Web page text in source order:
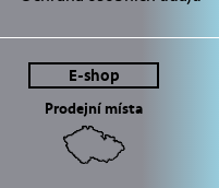
E-shop
Prodejní místa